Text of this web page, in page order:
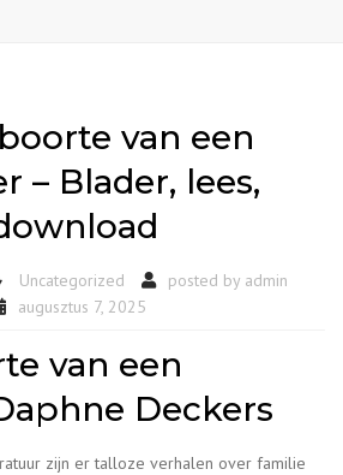
5555
info@yourdomain.com
van een
– Blader, lees,
Uncategorized posted by admin
augusztus 7, 2025
van een
Deckers
zijn er talloze verhalen over familie